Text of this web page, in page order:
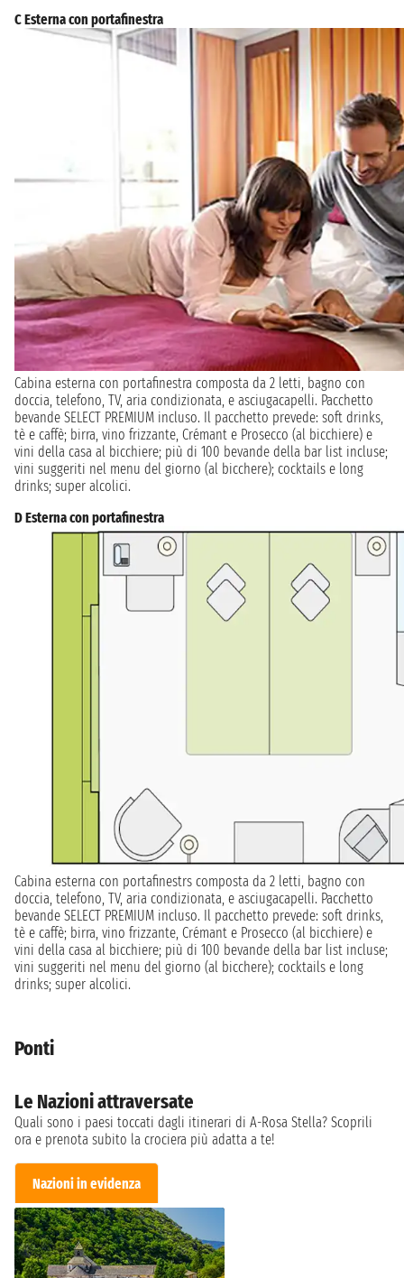
C Esterna con portafinestra
Cabina esterna con portafinestra composta da 2 letti, bagno con
doccia, telefono, TV, aria condizionata, e asciugacapelli. Pacchetto
bevande SELECT PREMIUM incluso. Il pacchetto prevede: soft drinks,
tè e caffè; birra, vino frizzante, Crémant e Prosecco (al bicchiere) e
vini della casa al bicchiere; più di 100 bevande della bar list incluse;
vini suggeriti nel menu del giorno (al bicchere); cocktails e long
drinks; super alcolici.
D Esterna con portafinestra
Cabina esterna con portafinestrs composta da 2 letti, bagno con
doccia, telefono, TV, aria condizionata, e asciugacapelli. Pacchetto
bevande SELECT PREMIUM incluso. Il pacchetto prevede: soft drinks,
tè e caffè; birra, vino frizzante, Crémant e Prosecco (al bicchiere) e
vini della casa al bicchiere; più di 100 bevande della bar list incluse;
vini suggeriti nel menu del giorno (al bicchere); cocktails e long
drinks; super alcolici.
Ponti
Le Nazioni attraversate
Quali sono i paesi toccati dagli itinerari di A-Rosa Stella? Scoprili
ora e prenota subito la crociera più adatta a te!
Nazioni in evidenza